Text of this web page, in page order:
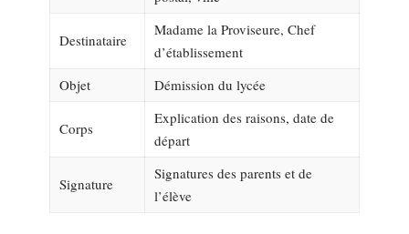
Destinataire
Madame la Proviseure, Chef
d’établissement
Objet
Démission du lycée
Corps
Explication des raisons, date de
départ
Signature
Signatures des parents et de
l’élève